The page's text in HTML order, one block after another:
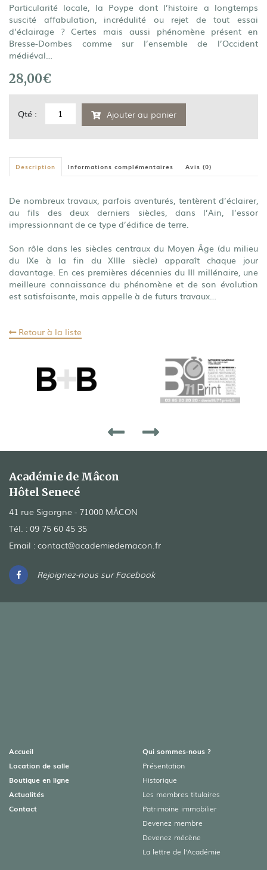
Particularité locale, la Poype dont l’histoire a longtemps
suscité affabulation, incrédulité ou rejet de tout essai
d’éclairage ? Certes mais aussi phénomène présent en
Bresse-Dombes comme sur l’ensemble de l’Occident
médiéval…
28,00€
Qté :
quantité
et
de
"Poype"...
Ajouter au panier
Description Informations complémentaires Avis (0)
De nombreux travaux, parfois aventurés, tentèrent d’éclairer,
au fils des deux derniers siècles, dans l’Ain, l’essor
impressionnant de ce type d’édifice de terre.
Son rôle dans les siècles centraux du Moyen Âge (du milieu
du IXe à la fin du XIIIe siècle) apparaît chaque jour
davantage. En ces premières décennies du III millénaire, une
meilleure connaissance du phénomène et de son évolution
est satisfaisante, mais appelle à de futurs travaux…
Retour à la liste
Académie de Mâcon
Hôtel Senecé
41 rue Sigorgne - 71000 MÂCON
Tél. : 09 75 60 45 35
Email : contact@academiedemacon.fr
Rejoignez-nous sur Facebook
Accueil
Location de salle
Boutique en ligne
Actualités
Contact
Qui sommes-nous ?
Présentation
Historique
Les membres titulaires
Patrimoine immobilier
Devenez membre
Devenez mécène
La lettre de l’Académie